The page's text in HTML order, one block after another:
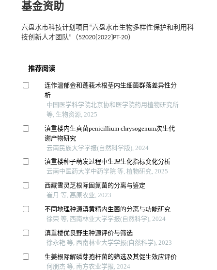
基金资助
六盘水市科技计划项目“六盘水市生物多样性保护和利用科
技创新人才团队”（52020[2022]PT-20）